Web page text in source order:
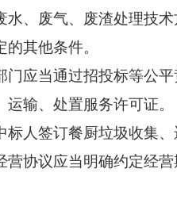
废气、废渣处理技术
其他条件。
当通过招投标等公平
输、处置服务许可证。
签订餐厨垃圾收集、
议应当明确约定经营